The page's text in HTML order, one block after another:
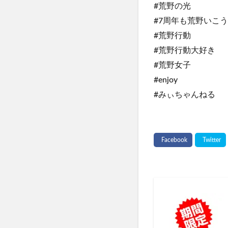
#荒野の光
#7周年も荒野いこ
#荒野行動
#荒野行動大好き
#荒野女子
#enjoy
#みぃちゃんねる